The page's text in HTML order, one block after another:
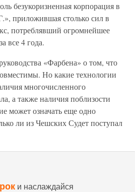
безукоризненная корпорация в
приложившая столько сил в
потреблявший огромнейшее
все 4 года.
«Фарбена» о том, что
Но какие технологии
многочисленного
а также наличия поблизости
может означать еще одно
ли из Чешских Судет поступал
и наслаждайся